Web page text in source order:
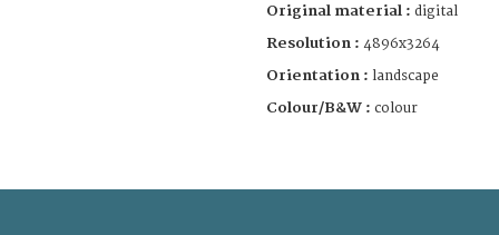
Original material : digital
Resolution : 4896x3264
Orientation : landscape
Colour/B&W : colour